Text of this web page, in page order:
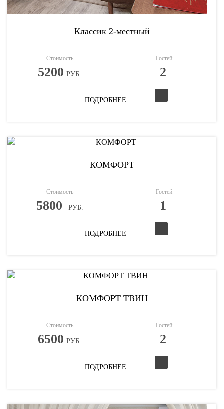
Классик 2-местный
Стоимость
5200 РУБ.
Гостей
2
ПОДРОБНЕЕ
КОМФОРТ
Стоимость
5800 РУБ.
Гостей
1
ПОДРОБНЕЕ
КОМФОРТ ТВИН
Стоимость
6500 РУБ.
Гостей
2
ПОДРОБНЕЕ